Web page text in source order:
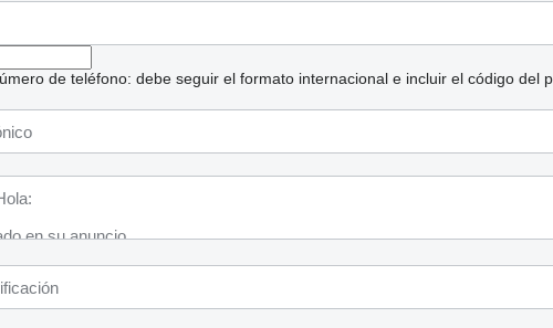
de teléfono: debe seguir el formato internacional e incluir el código del